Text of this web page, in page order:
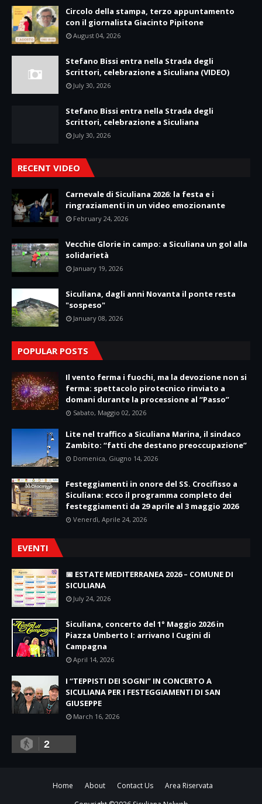
Circolo della stampa, terzo appuntamento
con il giornalista Giacinto Pipitone
August 04, 2026
Stefano Bissi entra nella Strada degli
Scrittori, celebrazione a Siculiana (VIDEO)
July 30, 2026
Stefano Bissi entra nella Strada degli
Scrittori, celebrazione a Siculiana
July 30, 2026
RECENT VIDEO
Carnevale di Siculiana 2026: la festa e i
ringraziamenti in un video emozionante
February 24, 2026
Vecchie Glorie in campo: a Siculiana un gol alla
solidarietà
January 19, 2026
Siculiana, dagli anni Novanta il ponte resta
"sospeso"
January 08, 2026
POPULAR POSTS
Il vento ferma i fuochi, ma la devozione non si
ferma: spettacolo pirotecnico rinviato a
domani durante la processione al “Passo”
Sabato, Maggio 02, 2026
Lite nel traffico a Siculiana Marina, il sindaco
Zambito: “fatti che destano preoccupazione”
Domenica, Giugno 14, 2026
Festeggiamenti in onore del SS. Crocifisso a
Siculiana: ecco il programma completo dei
festeggiamenti da 29 aprile al 3 maggio 2026
Venerdì, Aprile 24, 2026
EVENTI
📅 ESTATE MEDITERRANEA 2026 – COMUNE DI
SICULIANA
July 24, 2026
Siculiana, concerto del 1° Maggio 2026 in
Piazza Umberto I: arrivano I Cugini di
Campagna
April 14, 2026
I “TEPPISTI DEI SOGNI” IN CONCERTO A
SICULIANA PER I FESTEGGIAMENTI DI SAN
GIUSEPPE
March 16, 2026
2
Home About Contact Us
Area Riservata